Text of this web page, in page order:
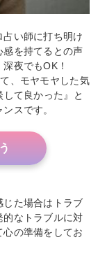
い師に打ち明け
感を持てるとの声
夜でもOK！
、モヤモヤした気
て良かった』と
スです。
じた場合はトラブ
的なトラブルに対
の準備をしてお